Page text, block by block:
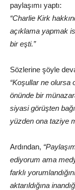
paylaşımı yaptı:
“Charlie Kirk
açıklama yapmak
bir eşti.”
Sözlerine şöyle
“Koşullar ne olursa
önünde bir
siyasi görüşten
yüzden ona taziye
Ardından,
ediyorum ama
farklı
aktarıldığına